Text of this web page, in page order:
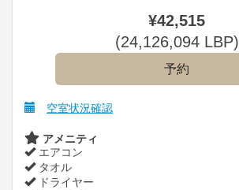
¥42,515
(24,126,094LBP)
空室状況確認
アメニティ
エアコン
タオル
ドライヤー